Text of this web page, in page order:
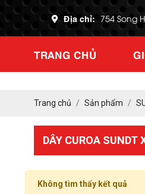
Địa chỉ: 754 Song
TRANG CHỦ
Trang chủ Sản phẩm
DÂY CUROA SUNDT
Không tìm thấy kết quả